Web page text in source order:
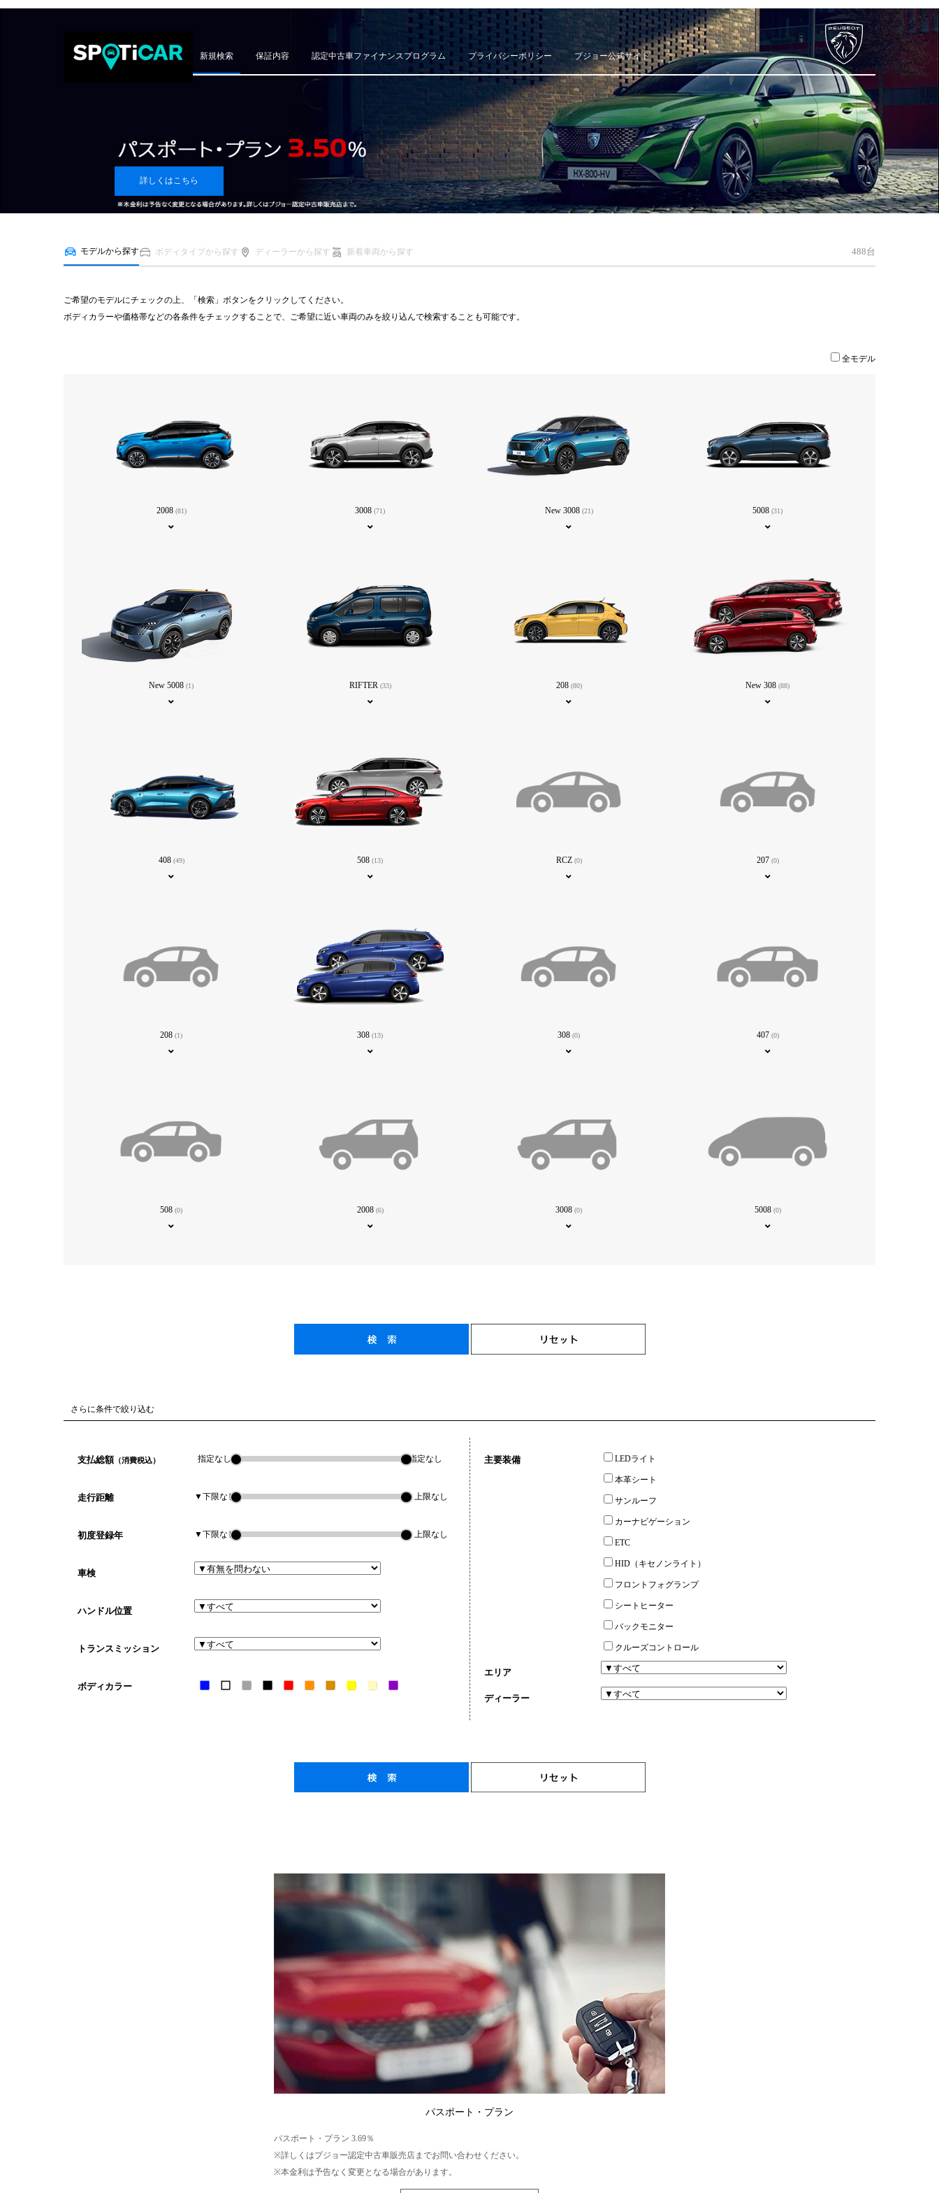
新規検索 保証内容 認定中古車ファイナンスプログラム プライバシーポリシー プジョー公式サイト
詳しくはこちら
モデルから探す ボディタイプから探す ディーラーから探す 新着車両から探す 488台
ご希望のモデルにチェックの上、「検索」ボタンをクリックしてください。
ボディカラーや価格帯などの各条件をチェックすることで、ご希望に近い車両のみを絞り込んで検索することも可能です。
全モデル
2008 (81) 3008(71) New 3008 (21) 5008(31)
New 5008(1) RIFTER (33) 208 (80) New 308(88)
408 (49) 508(13) RCZ (0) 207 (0)
208(1) 308(13) 308(0) 407 (0)
508(0) 2008 (6) 3008(0) 5008 (0)
さらに条件で絞り込む
支払総額 （消費税込） 指定なし 指定なし
走行距離 ▼下限なし ▼上限なし
初度登録年 ▼下限なし ▼上限なし
車検
ハンドル位置
トランスミッション
ボディカラー
主要装備 LEDライト
本革シート
サンルーフ
カーナビゲーション
ETC
HID（キセノンライト）
フロントフォグランプ
シートヒーター
バックモニター
クルーズコントロール
エリア
ディーラー
パスポート・プラン
パスポート・プラン 3.69％
※詳しくはプジョー認定中古車販売店までお問い合わせください。
※本金利は予告なく変更となる場合があります。